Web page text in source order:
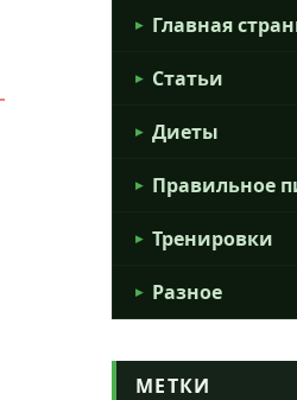
Главная
Статьи
Диеты
Правильное
Тренировки
Разное
МЕТКИ